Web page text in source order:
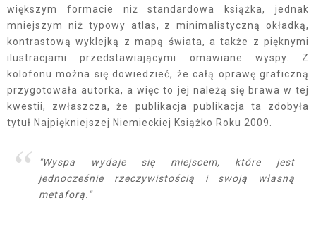
większym formacie niż standardowa książka, jednak
mniejszym niż typowy atlas, z minimalistyczną okładką,
kontrastową wyklejką z mapą świata, a także z pięknymi
ilustracjami przedstawiającymi omawiane wyspy. Z
kolofonu można się dowiedzieć, że całą oprawę graficzną
przygotowała autorka, a więc to jej należą się brawa w tej
kwestii, zwłaszcza, że publikacja publikacja ta zdobyła
tytuł Najpiękniejszej Niemieckiej Książko Roku 2009.
"Wyspa wydaje się miejscem, które jest
jednocześnie rzeczywistością i swoją własną
metaforą."